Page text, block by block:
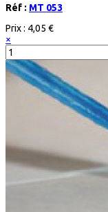
Réf : MT 053
Prix : 4,05 €
×